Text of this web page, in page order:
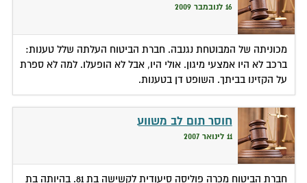
16 לנובמבר 2009
מכוניתה של המבוטחת נגנבה. חברת הביטוח העלתה שלל טענות:
ברכב לא היו אמצעי מיגון. אולי היו, אבל לא הופעלו. למה לא ספרת
על הקזינו בביתך. השופט דן בטענות.
חוסר תום לב משווע
11 לינואר 2007
חברת הביטוח מכרה פוליסה סיעודית לקשישה בת 81. בהיותה בת